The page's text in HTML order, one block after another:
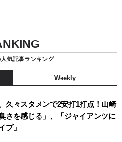
人気記事ランキング
Weekly
久々スタメンで2安打1打点！山崎
さを感じる」、「ジャイアンツに
プ」